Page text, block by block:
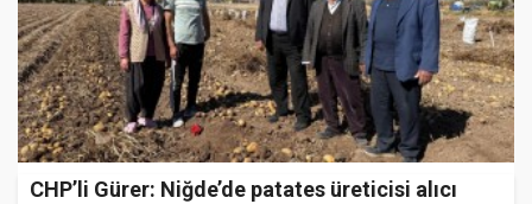
CHP’li Gürer: Niğde’de patates üreticisi alıcı